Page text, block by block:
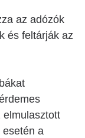
az adózók
és feltárják az
elmulasztott
a